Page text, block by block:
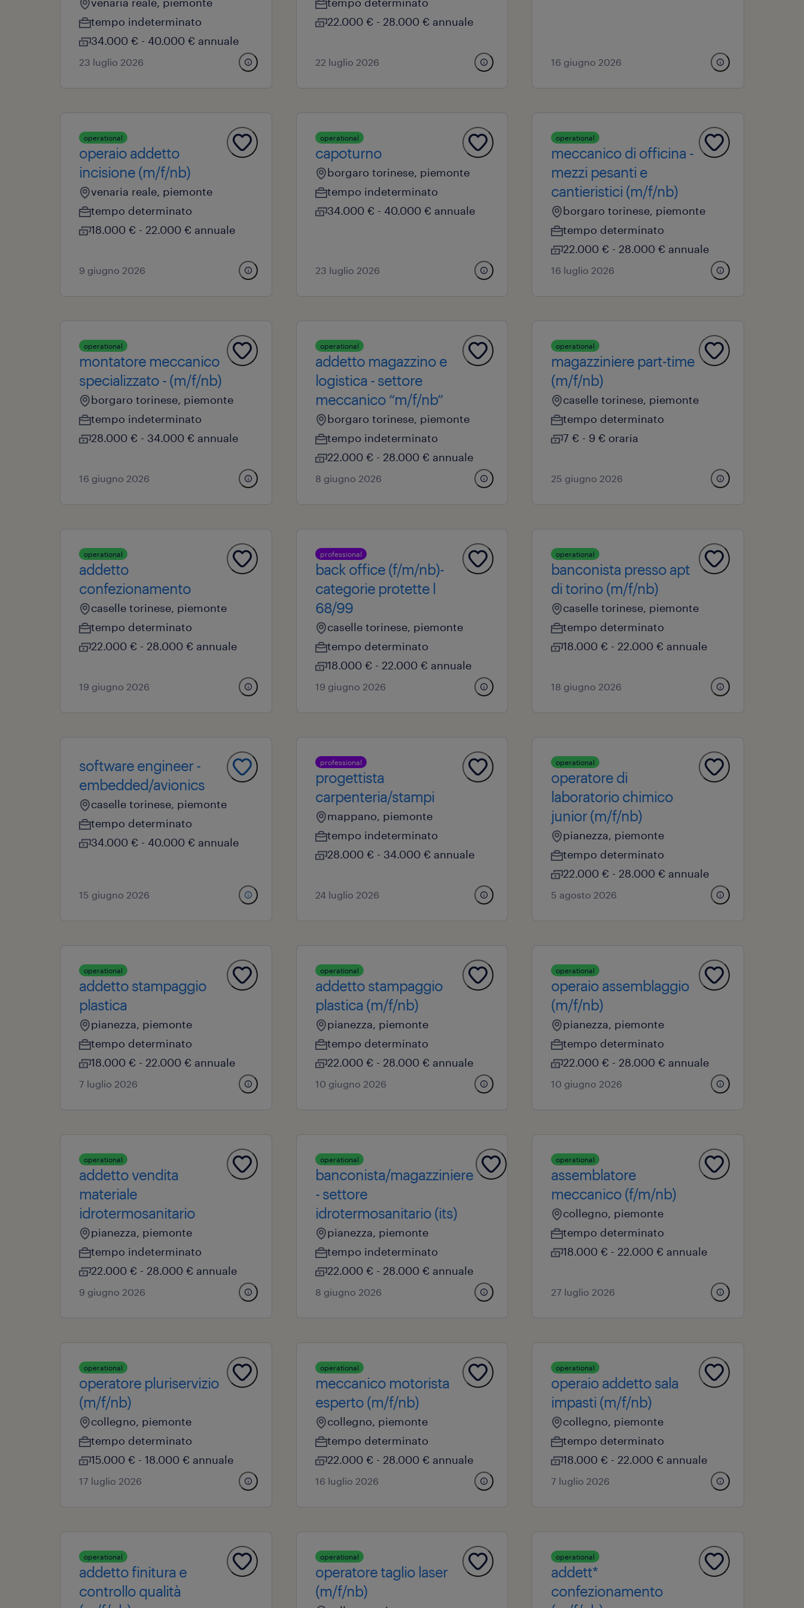
tempo indeterminato
34.000 € - 40.000 € annuale
23 luglio 2026
22.000 € - 28.000 € annuale
22 luglio 2026 16 giugno 2026
operational
operaio addetto
incisione (m/f/nb)
venaria reale, piemonte
tempo determinato
18.000 € - 22.000 € annuale
9 giugno 2026
operational
capoturno
borgaro torinese, piemonte
tempo indeterminato
34.000 € - 40.000 € annuale
23 luglio 2026
operational
meccanico di officina -
mezzi pesanti e
cantieristici (m/f/nb)
borgaro torinese, piemonte
tempo determinato
22.000 € - 28.000 € annuale
16 luglio 2026
operational
montatore meccanico
specializzato - (m/f/nb)
borgaro torinese, piemonte
tempo indeterminato
28.000 € - 34.000 € annuale
16 giugno 2026
operational
addetto magazzino e
logistica - settore
meccanico “m/f/nb”
borgaro torinese, piemonte
tempo indeterminato
22.000 € - 28.000 € annuale
8 giugno 2026
operational
magazziniere part-time
(m/f/nb)
caselle torinese, piemonte
tempo determinato
7 € - 9 € oraria
25 giugno 2026
operational
addetto
confezionamento
caselle torinese, piemonte
tempo determinato
22.000 € - 28.000 € annuale
19 giugno 2026
professional
back office (f/m/nb)-
categorie protette l
68/99
caselle torinese, piemonte
tempo determinato
18.000 € - 22.000 € annuale
19 giugno 2026
operational
banconista presso apt
di torino (m/f/nb)
caselle torinese, piemonte
tempo determinato
18.000 € - 22.000 € annuale
18 giugno 2026
software engineer -
embedded/avionics
caselle torinese, piemonte
tempo determinato
34.000 € - 40.000 € annuale
15 giugno 2026
professional
progettista
carpenteria/stampi
mappano, piemonte
tempo indeterminato
28.000 € - 34.000 € annuale
24 luglio 2026
operational
operatore di
laboratorio chimico
junior (m/f/nb)
pianezza, piemonte
tempo determinato
22.000 € - 28.000 € annuale
5 agosto 2026
operational
addetto stampaggio
plastica
pianezza, piemonte
tempo determinato
18.000 € - 22.000 € annuale
7 luglio 2026
operational
addetto stampaggio
plastica (m/f/nb)
pianezza, piemonte
tempo determinato
22.000 € - 28.000 € annuale
10 giugno 2026
operational
operaio assemblaggio
(m/f/nb)
pianezza, piemonte
tempo determinato
22.000 € - 28.000 € annuale
10 giugno 2026
operational
addetto vendita
materiale
idrotermosanitario
pianezza, piemonte
tempo indeterminato
22.000 € - 28.000 € annuale
9 giugno 2026
operational
banconista/magazziniere
- settore
idrotermosanitario (its)
pianezza, piemonte
tempo indeterminato
22.000 € - 28.000 € annuale
8 giugno 2026
operational
assemblatore
meccanico (f/m/nb)
collegno, piemonte
tempo determinato
18.000 € - 22.000 € annuale
27 luglio 2026
operational
operatore pluriservizio
(m/f/nb)
collegno, piemonte
tempo determinato
15.000 € - 18.000 € annuale
17 luglio 2026
operational
meccanico motorista
esperto (m/f/nb)
collegno, piemonte
tempo determinato
22.000 € - 28.000 € annuale
16 luglio 2026
operational
operaio addetto sala
impasti (m/f/nb)
collegno, piemonte
tempo determinato
18.000 € - 22.000 € annuale
7 luglio 2026
operational
addetto finitura e
controllo qualità
operational
operatore taglio laser
(m/f/nb)
operational
addett*
confezionamento